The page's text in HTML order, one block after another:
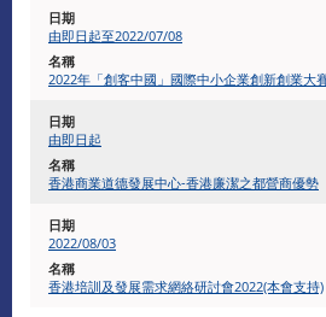
由即日起至2022/07/08
2022年「創客中國」國際中小企業創新創業大
由即日起
香港商業道德發展中心-香港廉潔之都營商優勢
2022/08/03
香港培訓及發展需求網絡研討會2022(本會支持)